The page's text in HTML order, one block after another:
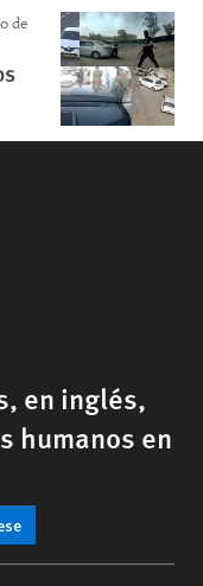
de
en inglés,
humanos en